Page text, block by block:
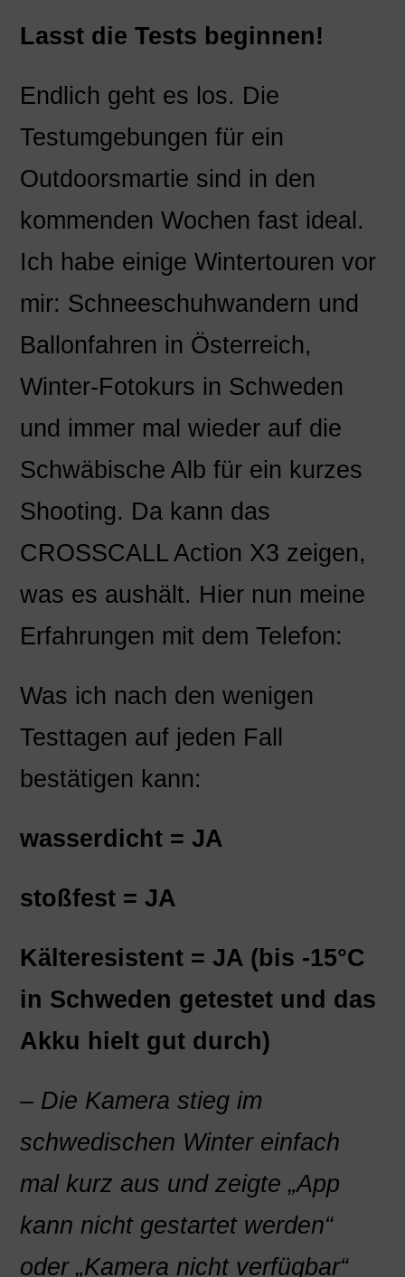
Lasst die Tests beginnen!
Endlich geht es los. Die
Testumgebungen für ein
Outdoorsmartie sind in den
kommenden Wochen fast ideal.
Ich habe einige Wintertouren vor
mir: Schneeschuhwandern und
Ballonfahren in Österreich,
Winter-Fotokurs in Schweden
und immer mal wieder auf die
Schwäbische Alb für ein kurzes
Shooting. Da kann das
CROSSCALL Action X3 zeigen,
was es aushält. Hier nun meine
Erfahrungen mit dem Telefon:
Was ich nach den wenigen
Testtagen auf jeden Fall
bestätigen kann:
wasserdicht = JA
stoßfest = JA
Kälteresistent = JA (bis -15°C
in Schweden getestet und das
Akku hielt gut durch)
– Die Kamera stieg im
schwedischen Winter einfach
mal kurz aus und zeigte „App
kann nicht gestartet werden“
oder „Kamera nicht verfügbar“